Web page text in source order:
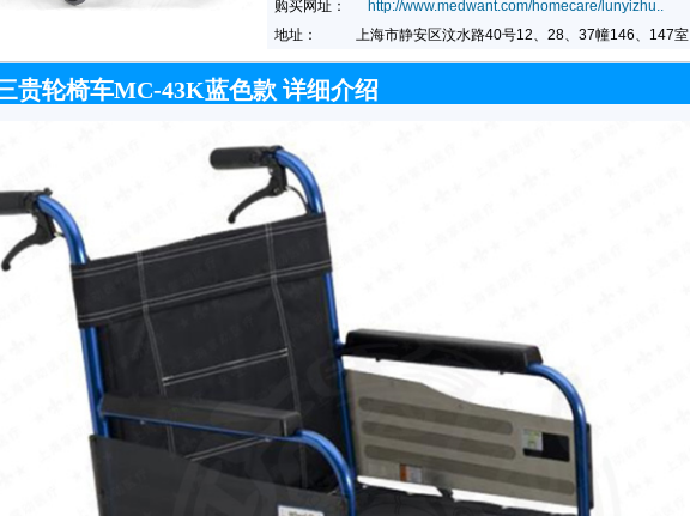
购买网址：
http://www.medwant.com/homecare/lunyizhu..
地址：
上海市静安区汶水路40号12、28、37幢146、147室
贵轮椅车MC-43K蓝色款 详细介绍